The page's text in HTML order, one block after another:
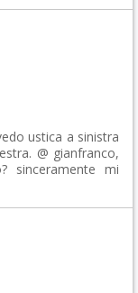
ustica a sinistra
@ gianfranco,
sinceramente mi